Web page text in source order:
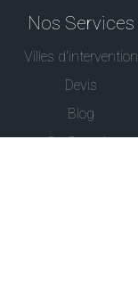
Nos Services
Villes d'intervention
Devis
Blog
Ou Serrurier